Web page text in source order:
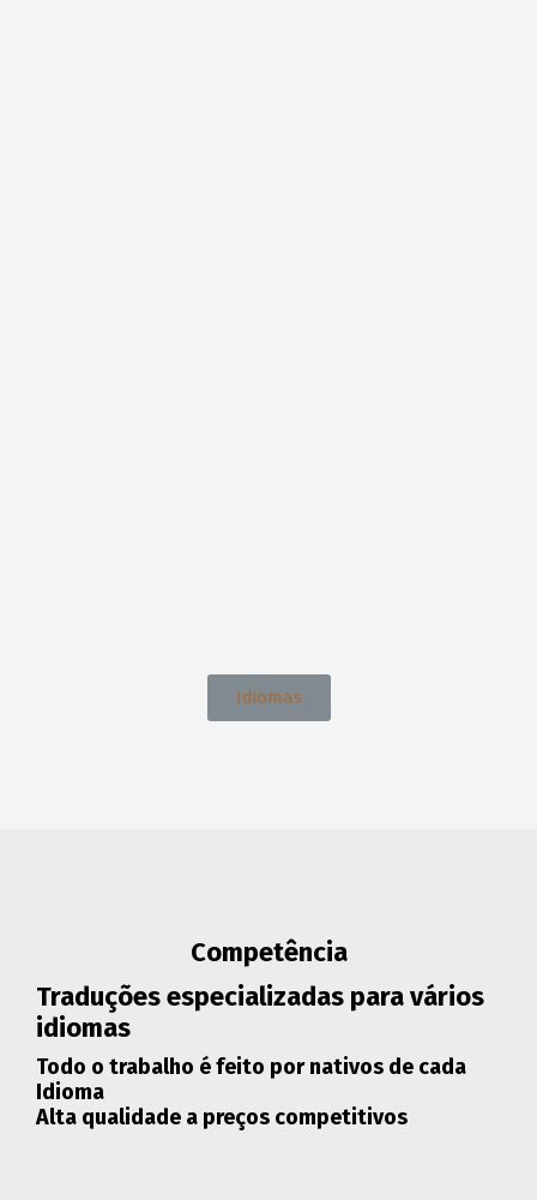
Idiomas
Competência
Traduçõesespecializadas para vários
idiomas
Todo o trabalho é feito pornativos de cada
Idioma
Alta qualidade a preços competitivos